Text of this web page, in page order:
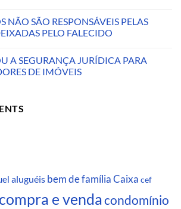
NÃO SÃO RESPONSÁVEIS PELAS
PELO FALECIDO
A SEGURANÇA JURÍDICA PARA
DE IMÓVEIS
aluguéis bem de família Caixa cef
compra e vendacondomínio